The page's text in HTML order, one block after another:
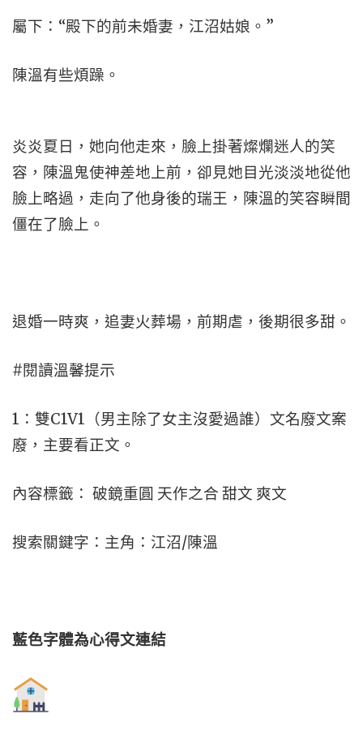
屬下：“殿下的前未婚妻，江沼姑娘。”
陳溫有些煩躁。
炎炎夏日，她向他走來，臉上掛著燦爛迷人的笑
容，陳溫鬼使神差地上前，卻見她目光淡淡地從他
臉上略過，走向了他身後的瑞王，陳溫的笑容瞬間
僵在了臉上。
退婚一時爽，追妻火葬場，前期虐，後期很多甜。
#閱讀溫馨提示
1：雙C1V1（男主除了女主沒愛過誰）文名廢文案
廢，主要看正文。
內容標籤： 破鏡重圓 天作之合 甜文 爽文
搜索關鍵字：主角：江沼/陳溫
藍色字體為心得文連結